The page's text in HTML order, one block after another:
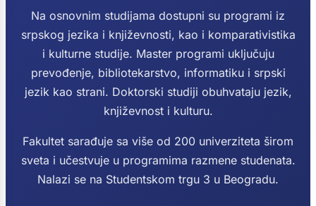
Na osnovnim studijama dostupni su programi iz
srpskog jezika i književnosti, kao i komparativistika
i kulturne studije. Master programi uključuju
prevođenje, bibliotekarstvo, informatiku i srpski
jezik kao strani. Doktorski studiji obuhvataju jezik,
književnost i kulturu.
Fakultet sarađuje sa više od 200 univerziteta širom
sveta i učestvuje u programima razmene studenata.
Nalazi se na Studentskom trgu 3 u Beogradu.